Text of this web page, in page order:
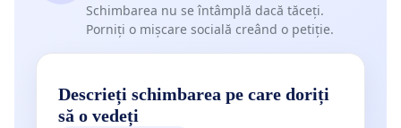
Schimbarea nu se întâmplă dacă tăceți.
Porniți o mișcare socială creând o petiție.
Descrieți schimbarea pe care doriți
să o vedeți